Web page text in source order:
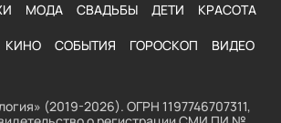
МОДА СВАДЬБЫ ДЕТИ КРАСОТА
КИНО СОБЫТИЯ ГОРОСКОП ВИДЕО
(2019-2026). ОГРН 1197746707311,